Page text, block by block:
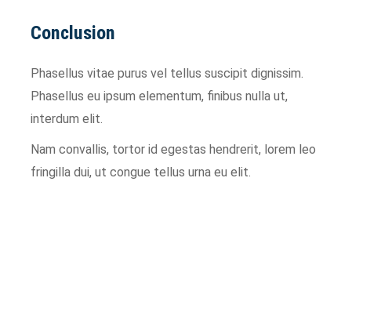
Conclusion
Phasellus vitae purus vel tellus suscipit dignissim.
Phasellus eu ipsum elementum, finibus nulla ut,
interdum elit.
Nam convallis, tortor id egestas hendrerit, lorem leo
fringilla dui, ut congue tellus urna eu elit.